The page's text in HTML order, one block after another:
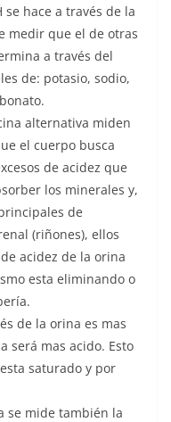
hace a través de la
medir que el de otras
a través del
de: potasio, sodio,
alternativa miden
el cuerpo busca
de acidez que
los minerales y,
de
(riñones), ellos
acidez de la orina
esta eliminando o
de la orina es mas
será mas acido. Esto
saturado y por
se mide también la